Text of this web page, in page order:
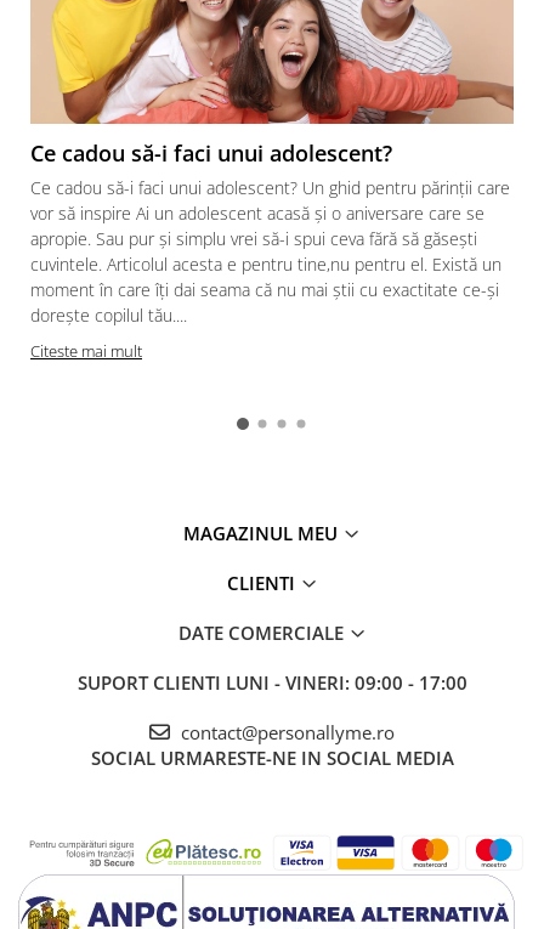
Ce cadou să-i faci unui adolescent?
Ce cadou să-i faci unui adolescent? Un ghid pentru părinții care
vor să inspire Ai un adolescent acasă și o aniversare care se
apropie. Sau pur și simplu vrei să-i spui ceva fără să găsești
cuvintele. Articolul acesta e pentru tine,nu pentru el. Există un
moment în care îți dai seama că nu mai știi cu exactitate ce-și
dorește copilul tău....
Citeste mai mult
MAGAZINUL MEU
CLIENTI
DATE COMERCIALE
SUPORT CLIENTI LUNI - VINERI: 09:00 - 17:00
contact@personallyme.ro
SOCIAL URMARESTE-NE IN SOCIAL MEDIA